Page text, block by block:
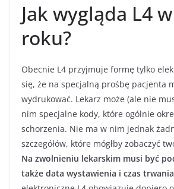
Jak wygląda L4
roku?
Obecnie L4 przyjmuje formę tylko
się, że na specjalną prośbę pacjenta
wydrukować. Lekarz może (ale nie
nim specjalne kody, które ogólnie
schorzenia. Nie ma w nim jednak
szczegółów, które mógłby zobaczyć
Na zwolnieniu lekarskim musi być
także data wystawienia i czas